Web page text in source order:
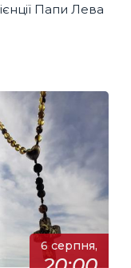
Папи Лева
6 серпня,